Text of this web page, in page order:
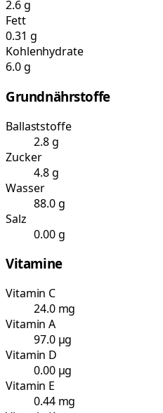
2.6 g
Fett
0.31 g
Kohlenhydrate
6.0 g
Grundnährstoffe
Ballaststoffe
2.8 g
Zucker
4.8 g
Wasser
88.0 g
Salz
0.00 g
Vitamine
Vitamin C
24.0 mg
Vitamin A
97.0 µg
Vitamin D
0.00 µg
Vitamin E
0.44 mg